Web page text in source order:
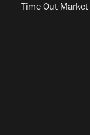
Time Out Market